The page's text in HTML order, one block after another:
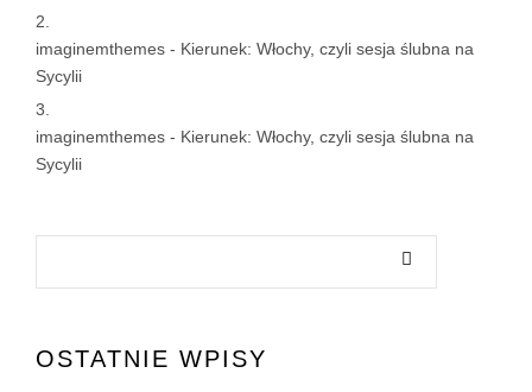
imaginemthemes - Kierunek: Włochy, czyli sesja ślubna na
Sycylii
imaginemthemes - Kierunek: Włochy, czyli sesja ślubna na
Sycylii
OSTATNIE WPISY